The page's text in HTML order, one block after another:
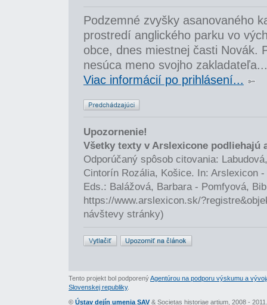
Podzemné zvyšky asanovaného
prostredí anglického parku vo
obce, dnes miestnej časti Novák.
nesúca meno svojho
Viac informácií po prihlásení...
Upozornenie!
Všetky texty v Arslexicone podliehajú
Odporúčaný spôsob citovania:
Cintorín Rozália, Košice. In: Arslexicon
Eds.: Balážová, Barbara - Pomfyová,
https://www.arslexicon.sk/
návštevy stránky)
Tento projekt bol podporenýAgentúrou na podporu výskumu a
Slovenskej republiky.
© Ústav dejín umenia SAV & Societas historiae artium, 2008 -